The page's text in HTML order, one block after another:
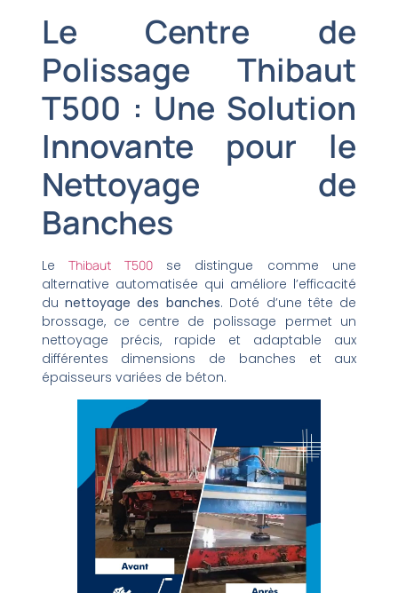
Le Centre de
Polissage Thibaut
T500 : Une Solution
Innovante pour le
Nettoyage de
Banches
LeThibaut T500se distingue comme une
alternative automatisée qui améliore l’efficacité
du nettoyage des banches. Doté d’une tête de
brossage, ce centre de polissage permet un
nettoyage précis, rapide et adaptable aux
différentes dimensions de banches et aux
épaisseurs variées de béton.